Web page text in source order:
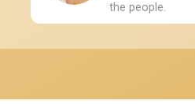
the people.